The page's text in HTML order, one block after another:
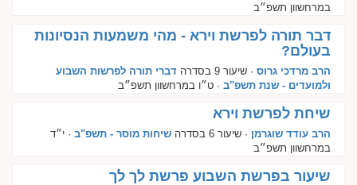
במרחשוון תשפ״ב
דבר תורה לפרשת וירא - מהי משמעות הנסיונות
בעולם?
הרב מרדכי גרוס · שיעור 9 בסדרה
דברי תורה לפרשות השבוע
ולמועדים - שנת תשפ"ב · ט״ו במרחשוון תשפ״ב
שיחת לפרשת וירא
הרב עודד שוגרמן · שיעור 6 בסדרה שיחות מוסר - תשפ"ב · י״ד
במרחשוון תשפ״ב
שיעור בפרשת השבוע פרשת לך לך